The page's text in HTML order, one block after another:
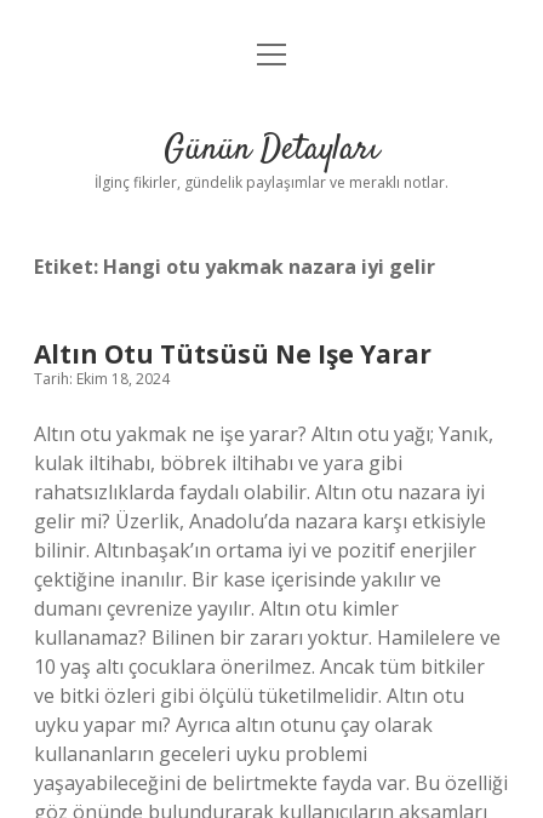
Gizlilik Politikası
Yasal Uyarı
menüyü
Günün Detayları
İlginç fikirler, gündelik paylaşımlar ve meraklı notlar.
Etiket: Hangi otu yakmak nazara iyi gelir
Altın Otu Tütsüsü Ne Işe Yarar
Tarih: Ekim 18, 2024
Altın otu yakmak ne işe yarar? Altın otu yağı; Yanık,
kulak iltihabı, böbrek iltihabı ve yara gibi
rahatsızlıklarda faydalı olabilir. Altın otu nazara iyi
gelir mi? Üzerlik, Anadolu’da nazara karşı etkisiyle
bilinir. Altınbaşak’ın ortama iyi ve pozitif enerjiler
çektiğine inanılır. Bir kase içerisinde yakılır ve
dumanı çevrenize yayılır. Altın otu kimler
kullanamaz? Bilinen bir zararı yoktur. Hamilelere ve
10 yaş altı çocuklara önerilmez. Ancak tüm bitkiler
ve bitki özleri gibi ölçülü tüketilmelidir. Altın otu
uyku yapar mı? Ayrıca altın otunu çay olarak
kullananların geceleri uyku problemi
yaşayabileceğini de belirtmekte fayda var. Bu özelliği
göz önünde bulundurarak kullanıcıların akşamları